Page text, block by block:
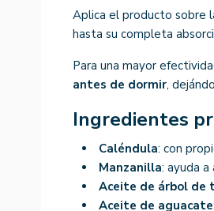
Aplica el producto sobre
hasta su completa
Para una mayor
antes de dormir,
Ingredientes
Caléndula: con
Manzanilla: ayuda a
Aceite de árbol de
Aceite de aguacate